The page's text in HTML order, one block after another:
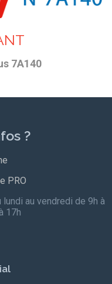
7A140
?
PRO
lundi au vendredi de 9h à
17h